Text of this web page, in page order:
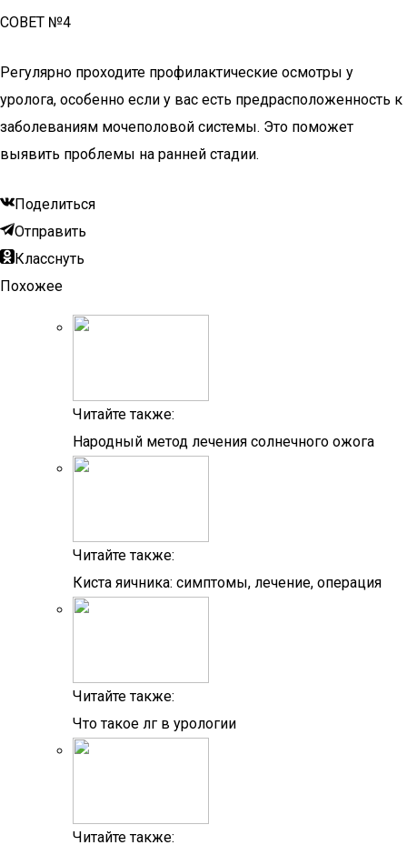
СОВЕТ №4
Регулярно проходите профилактические осмотры у
уролога, особенно если у вас есть предрасположенность к
заболеваниям мочеполовой системы. Это поможет
выявить проблемы на ранней стадии.
Поделиться
Отправить
Класснуть
Похожее
Читайте также:
Народный метод лечения солнечного ожога
Читайте также:
Киста яичника: симптомы, лечение, операция
Читайте также:
Что такое лг в урологии
Читайте также: